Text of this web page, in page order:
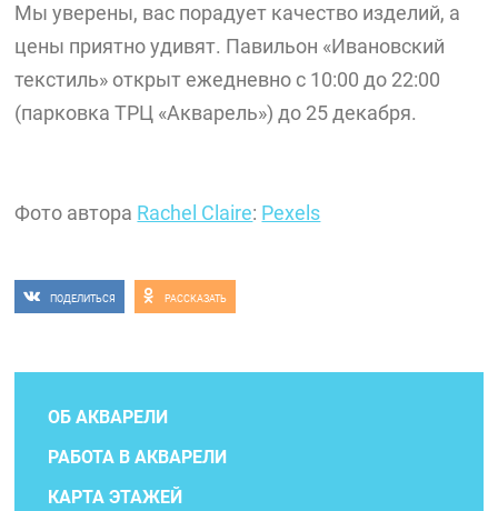
Мы уверены, вас порадует качество изделий, а
цены приятно удивят. Павильон «Ивановский
текстиль» открыт ежедневно с 10:00 до 22:00
(парковка ТРЦ «Акварель») до 25 декабря.
Фото автора Rachel Claire: Pexels
ПОДЕЛИТЬСЯ РАССКАЗАТЬ
ОБ АКВАРЕЛИ
РАБОТА В АКВАРЕЛИ
КАРТА ЭТАЖЕЙ